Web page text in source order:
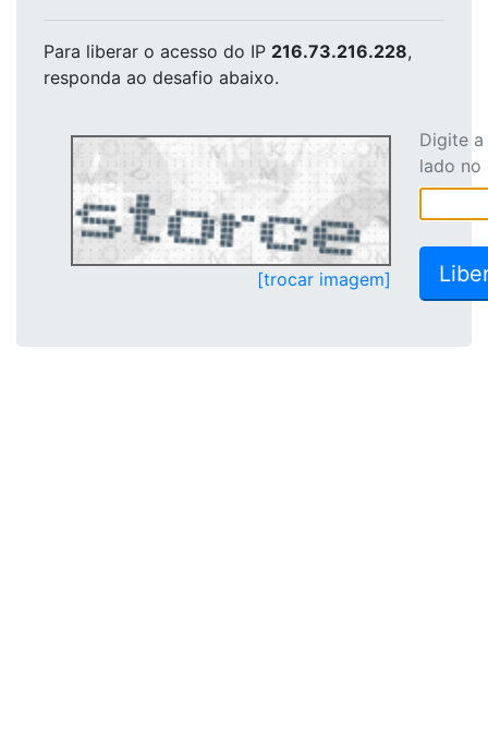
Para liberar o acesso do IP 216.73.216.228,
responda ao desafio abaixo.
[trocar imagem]
Digite
lado no